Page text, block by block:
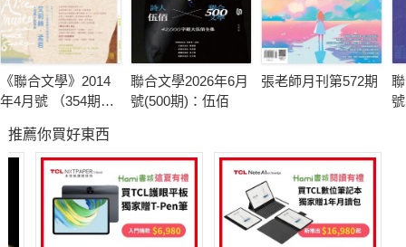
062 書店 莎士比亞的繼承者們 鄭政恆
064 書店 莎士比亞在巴黎 東門楊
068 書店《李爾王》圖像小說 楊力龢
072 書店《李爾王》「最大的問題」 彭鏡禧
╱採訪、整理
《聯合文學》2014
年4月號 （354期）
篇小說藝術
聯合文學2026年6月
號(500期)：伍佰
張老師月刊第572期
推薦你買好東西